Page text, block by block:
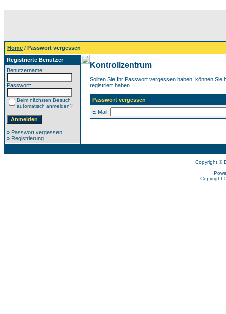
Home / Passwort vergessen
Registrierte Benutzer
Benutzername:
Passwort:
Beim nächsten Besuch
automatisch anmelden?
» Passwort vergessen
» Registrierung
Kontrollzentrum
Sollten Sie Ihr Passwort vergessen haben, können
registriert haben.
Passwort vergessen
E-Mail:
Copyright ©
Copyright